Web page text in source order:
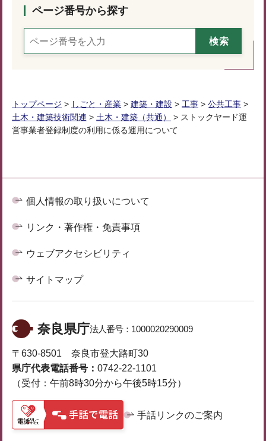
ページ番号から探す
トップページ > しごと・産業 > 建築・建設 > 工事 > 公共工事 >
土木・建築技術関連 > 土木・建築（共通）
> ストックヤード運
営事業者登録制度の利用に係る運用について
個人情報の取り扱いについて
リンク・著作権・免責事項
ウェブアクセシビリティ
サイトマップ
奈良県庁法人番号： 1000020290009
〒630-8501 奈良市登大路町30
県庁代表電話番号： 0742-22-1101
（受付：午前8時30分から午後5時15分）
手話リンクのご案内